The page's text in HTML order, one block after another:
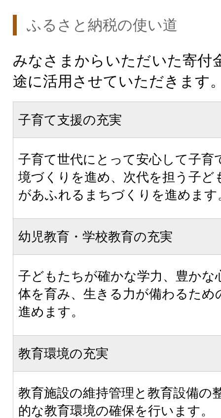
ふるさと納税の使い道
みなさまからいただいた寄付
途に活用させていただきます
子育て支援の充実
子育て世代にとって安心して子育
境づくりを進め、次代を担う子ど
があふれるまちづくりを進めます
幼児教育・学校教育の充実
子どもたちが確かな学力、豊かな
体を育み、生きる力が備わるため
進めます。
教育環境の充実
教育施設の維持管理と教育設備の
的な教育環境の確保を行います。